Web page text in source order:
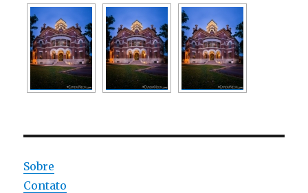
Sobre
Contato